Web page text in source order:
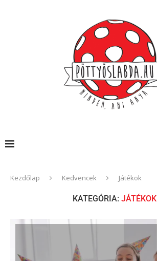
Kezdőlap Kedvencek Játékok
KATEGÓRIA: JÁTÉKOK